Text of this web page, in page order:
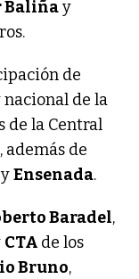
Baliñay
de
de la
de la Central
, además de
yEnsenada.
Baradel,
CTA de los
Bruno,